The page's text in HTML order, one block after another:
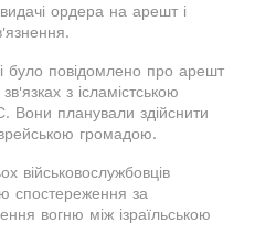
ордера на арешт і
було повідомлено про арешт
з ісламістською
планували здійснити
громадою.
військовослужбовців
спостереження за
вогню між ізраїльською